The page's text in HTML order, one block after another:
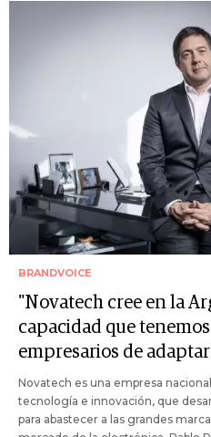
BRANDVOICE
"Novatech cree en la
capacidad que
empresarios de
Novatech es una empresa
tecnología e innovación, que
para abastecer a las grandes